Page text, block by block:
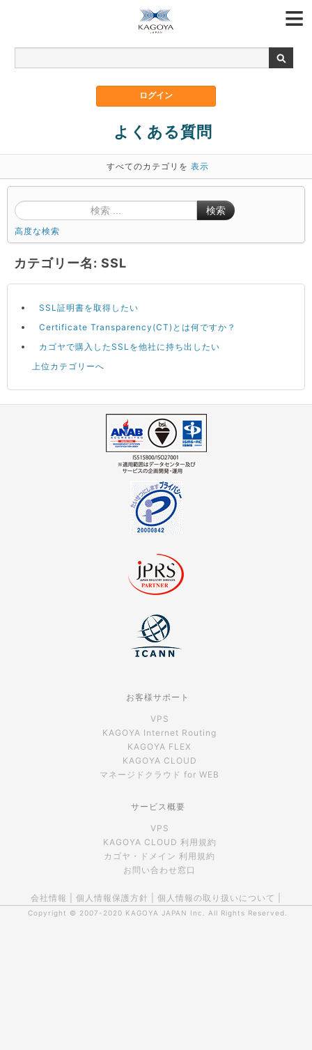
よくある質問
すべてのカテゴリを 表示
検索
高度な検索
カテゴリー名: SSL
SSL証明書を取得したい
Certificate Transparency(CT)とは何ですか？
カゴヤで購入したSSLを他社に持ち出したい
上位カテゴリーへ
お客様サポート
VPS
KAGOYA Internet Routing
KAGOYA FLEX
KAGOYA CLOUD
マネージドクラウド for WEB
サービス概要
VPS
KAGOYA CLOUD 利用規約
カゴヤ・ドメイン 利用規約
お問い合わせ窓口
会社情報 個人情報保護方針 個人情報の取り扱いについて
Copyright © 2007-2020 KAGOYA JAPAN Inc. All Rights Reserved.